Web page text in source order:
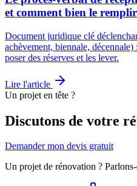
et comment bien le
Document juridique clé
achèvement, biennale,
poser des réserves et les lever.
Lire l'article
Un projet en tête ?
Discutons de votre
Demander mon devis gratuit
Un projet de rénovation ? Parlons-